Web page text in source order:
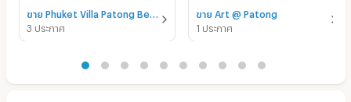
3 ประกาศ
ขาย Art @ Patong
1 ประกาศ